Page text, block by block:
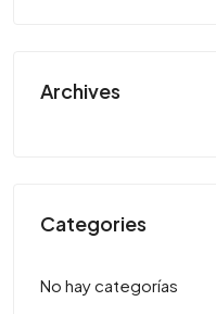
Archives
Categories
No hay categorías